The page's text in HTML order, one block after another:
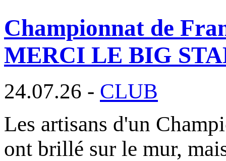
Championnat de
MERCI LE BIG
24.07.26 - CLUB
Les artisans d'un
ont brillé sur le mur,